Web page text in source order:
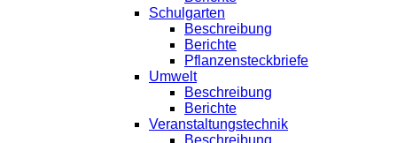
Schulgarten
Beschreibung
Berichte
Pflanzensteckbriefe
Umwelt
Beschreibung
Berichte
Veranstaltungstechnik
Beschreibung